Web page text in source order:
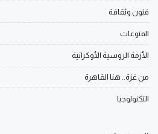
فنون وثقافة
المنوعات
الأزمة الروسية الأوكرانية
من غزة.. هنا القاهرة
التكنولوجيا